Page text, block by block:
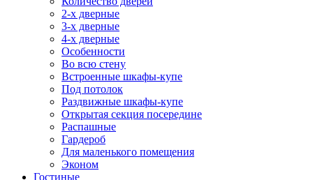
2-х дверные
3-х дверные
4-х дверные
Особенности
Во всю стену
Встроенные шкафы-купе
Под потолок
Раздвижные шкафы-купе
Открытая секция посередине
Распашные
Гардероб
Для маленького помещения
Эконом
Гостиные